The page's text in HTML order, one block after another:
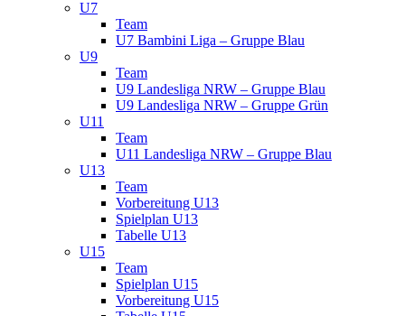
U7
Team
U7 Bambini Liga – Gruppe Blau
U9
Team
U9 Landesliga NRW – Gruppe Blau
U9 Landesliga NRW – Gruppe Grün
U11
Team
U11 Landesliga NRW – Gruppe Blau
U13
Team
Vorbereitung U13
Spielplan U13
Tabelle U13
U15
Team
Spielplan U15
Vorbereitung U15